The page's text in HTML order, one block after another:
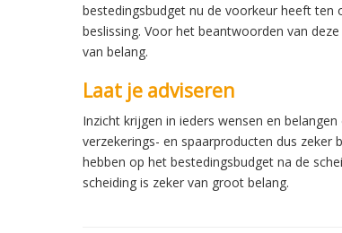
bestedingsbudget nu de voorkeur heeft ten
beslissing. Voor het beantwoorden van
van belang.
Laat je adviseren
Inzicht krijgen in ieders wensen en
verzekerings- en spaarproducten dus zeker
hebben op het bestedingsbudget na de
scheiding is zeker van groot belang.